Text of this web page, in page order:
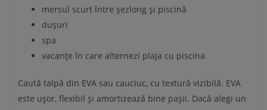
mersul scurt între șezlong și piscină
dușuri
spa
vacanțe în care alternezi plaja cu piscina
Caută talpă din EVA sau cauciuc, cu textură vizibilă. EVA
este ușor, flexibil și amortizează bine pașii. Dacă alegi un